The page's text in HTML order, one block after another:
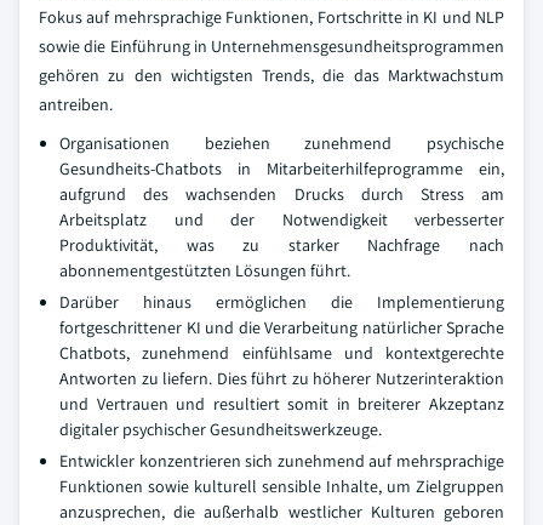
Fokus auf mehrsprachige Funktionen, Fortschritte in KI und NLP
sowie die Einführung in Unternehmensgesundheitsprogrammen
gehören zu den wichtigsten Trends, die das Marktwachstum
antreiben.
Organisationen beziehen zunehmend psychische
Gesundheits-Chatbots in Mitarbeiterhilfeprogramme ein,
aufgrund des wachsenden Drucks durch Stress am
Arbeitsplatz und der Notwendigkeit verbesserter
Produktivität, was zu starker Nachfrage nach
abonnementgestützten Lösungen führt.
Darüber hinaus ermöglichen die Implementierung
fortgeschrittener KI und die Verarbeitung natürlicher Sprache
Chatbots, zunehmend einfühlsame und kontextgerechte
Antworten zu liefern. Dies führt zu höherer Nutzerinteraktion
und Vertrauen und resultiert somit in breiterer Akzeptanz
digitaler psychischer Gesundheitswerkzeuge.
Entwickler konzentrieren sich zunehmend auf mehrsprachige
Funktionen sowie kulturell sensible Inhalte, um Zielgruppen
anzusprechen, die außerhalb westlicher Kulturen geboren